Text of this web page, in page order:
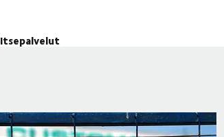
Itsepalvelut